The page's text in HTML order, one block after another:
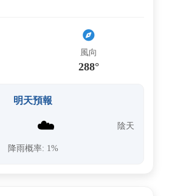
風向
288°
明天預報
☁️ 陰天
降雨概率: 1%